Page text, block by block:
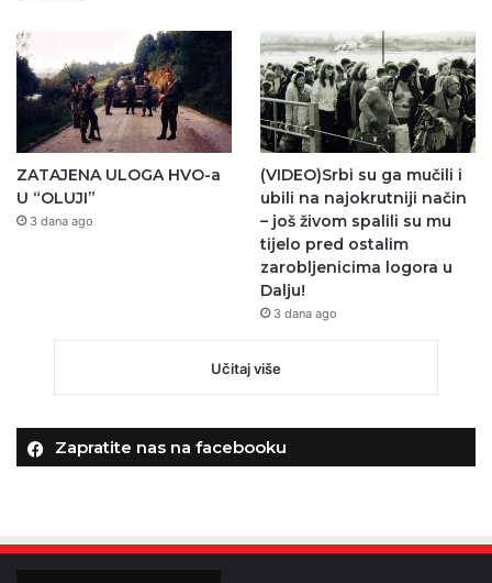
ZATAJENA ULOGA HVO-a
U “OLUJI”
3 dana ago
(VIDEO)Srbi su ga mučili i
ubili na najokrutniji način
– još živom spalili su mu
tijelo pred ostalim
zarobljenicima logora u
Dalju!
3 dana ago
Učitaj više
Zapratite nas na facebooku